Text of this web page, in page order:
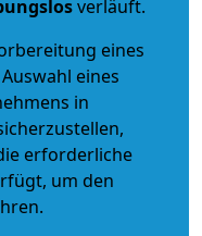
verläuft.
eines
eines
in
erforderliche
um den